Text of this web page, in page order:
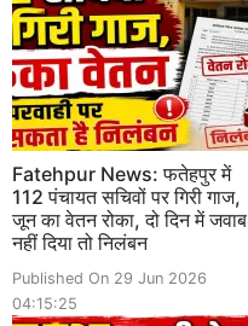
Fatehpur News: फतेहपुर में
112 पंचायत सचिवों पर गिरी गाज,
जून का वेतन रोका, दो दिन में जवाब
नहीं दिया तो निलंबन
Published On 29 Jun 2026
04:15:25